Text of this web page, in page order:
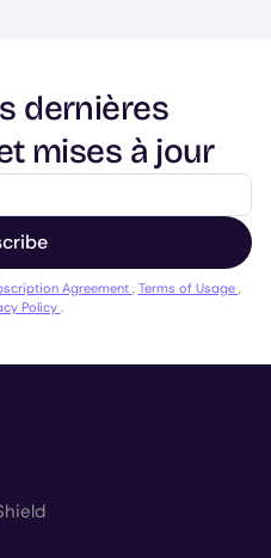
dernières
mises à jour
Agreement , Terms of Usage ,
Policy .